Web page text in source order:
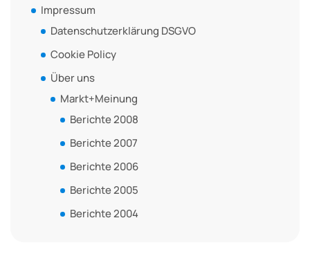
Impressum
Datenschutzerklärung DSGVO
Cookie Policy
Über uns
Markt+Meinung
Berichte 2008
Berichte 2007
Berichte 2006
Berichte 2005
Berichte 2004